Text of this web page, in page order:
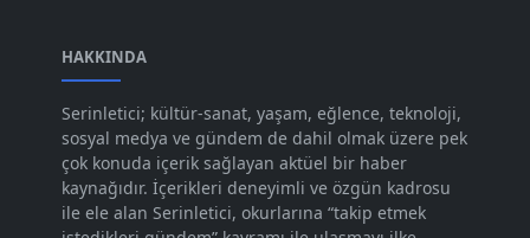
Ara 2023 [101]
Kas 2023
Eki 2023 [73]
Eyl 2023 [73]
Ağu 2023 [74]
HAKKINDA
Serinletici; kültür-sanat, yaşam, eğlence, teknoloji,
sosyal medya ve gündem de dahil olmak üzere pek
çok konuda içerik sağlayan aktüel bir haber
kaynağıdır. İçerikleri deneyimli ve özgün kadrosu
ile ele alan Serinletici, okurlarına “takip etmek